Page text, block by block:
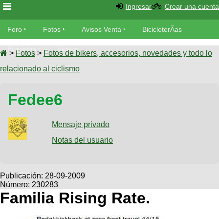
Foro
Foro
TÃ©cnica
Fotos
tu foto
Galeria
XC
Viajes
Descenso
SUBÃ
tu
Buscar
Ultimos
Fotos
BicicleterÃ­
as
Bicicletas
Tandem
Videos
Cicloturismo
Ingresar Crear una cuenta
Foro Fotos Avisos Venta BicicleterÃ­as
Bicicletas Videos
> Fotos > Fotos de bikers, accesorios, novedades y todo lo
relacionado al ciclismo
Fedee6
Mensaje privado
Notas del usuario
Publicación: 28-09-2009
Número: 230283
Familia Rising Rate.